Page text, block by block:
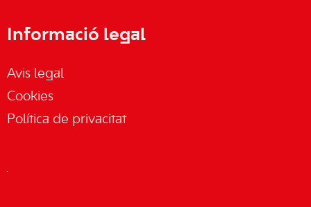
Informació legal
Avis legal
Cookies
Política de privacitat